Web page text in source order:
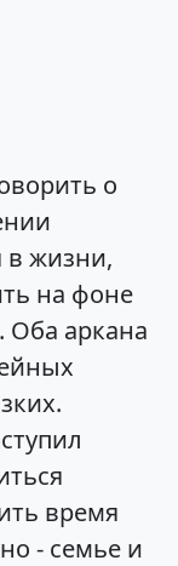
о
в жизни,
на фоне
Оба аркана
время
- семье и